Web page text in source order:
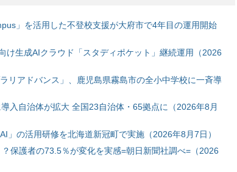
」を活用した不登校支援が大府市で4年目の運用開始
け生成AIクラウド「スタディポケット」継続運用（2026
リアドバンス」、鹿児島県霧島市の全小中学校に一斉導
入自治体が拡大 全国23自治体・65拠点に（2026年8月
」の活用研修を北海道新冠町で実施（2026年8月7日）
保護者の73.5％が変化を実感=朝日新聞社調べ=（2026